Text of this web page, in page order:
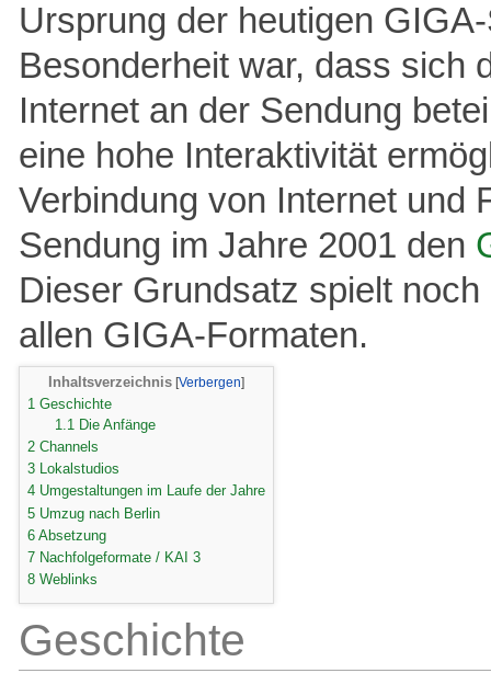
Ursprung der heutigen
Besonderheit war, dass sich
Internet an der Sendung
eine hohe Interaktivität
Verbindung von Internet und
Sendung im Jahre 2001 den
Dieser Grundsatz spielt
allen GIGA-Formaten.
Inhaltsverzeichnis
1 Geschichte
1.1
Die Anfänge
2 Channels
3 Lokalstudios
4 Umgestaltungen im Laufe der Jahre
5 Umzug nach Berlin
6 Absetzung
7 Nachfolgeformate / KAI 3
8 Weblinks
Geschichte